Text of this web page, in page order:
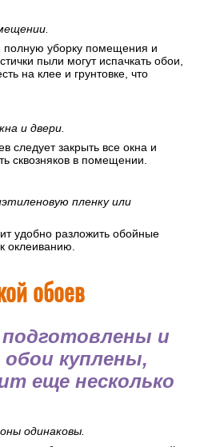
электроэнергию в помещении.
полную уборку помещения и
сквозняков в помещении.
пленку или
удобно разложить обойные
оклеиванию.
обоев
и
куплены,
еще несколько